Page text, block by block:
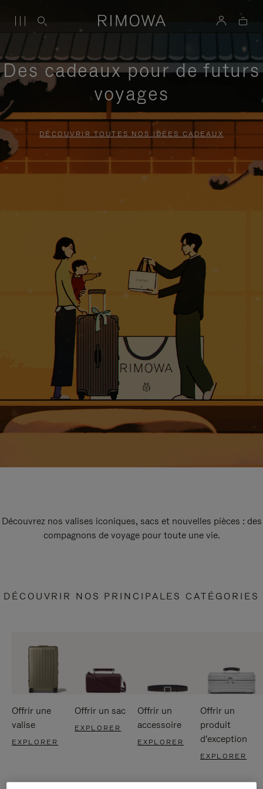
Des cadeaux pour de futurs
voyages
DÉCOUVRIR TOUTES NOS IDÉES CADEAUX
Découvrez nos valises iconiques, sacs et nouvelles pièces : des
compagnons de voyage pour toute une vie.
DÉCOUVRIR NOS PRINCIPALES CATÉGORIES
Offrir une
valise
EXPLORER
Offrir un sac
EXPLORER
Offrir un
accessoire
EXPLORER
Offrir un
produit
d'exception
EXPLORER